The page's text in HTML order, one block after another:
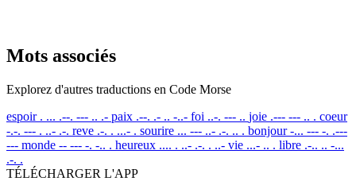
Mots associés
Explorez d'autres traductions en Code Morse
espoir . ... .--. --- .. .- paix .--. .- .. -..- foi ..-. --- .. joie .--- --- .. . coeur
-.-. --- . ..- .-. reve .-. . ...- . sourire ... --- ..- .-. .. . bonjour -... --- -. .---
--- monde -- --- -. -.. . heureux .... . ..- .-. . ..- vie ...- .. . libre .-.. .. -...
.-. .
TÉLÉCHARGER L'APP